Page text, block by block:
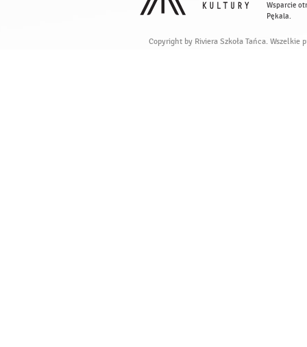
Wsparcie
Pękala.
Copyright by Riviera Szkoła Tańca. Wszelkie